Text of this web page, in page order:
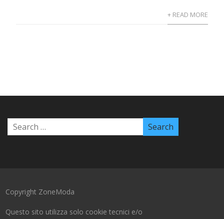
+ READ MORE
Copyright ZoneModa
Questo sito utilizza solo cookie tecnici e/o